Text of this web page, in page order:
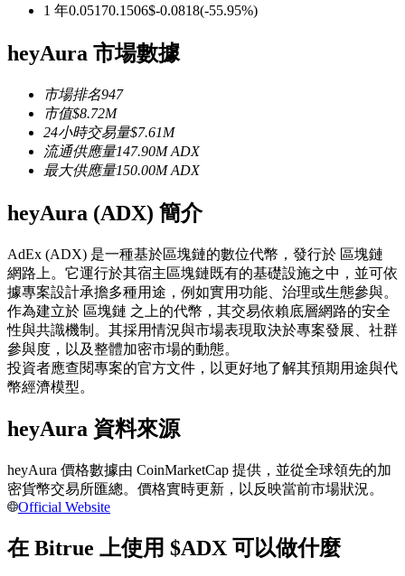
USDC永續
跟單
與頂尖交易專家同行
成為跟單交易員
坐享盈利分成和跟單分傭
1 年0.05170.1506$-0.0818(-55.95%)
heyAura 市場數據
市場排名947
市值$8.72M
24小時交易量$7.61M
流通供應量147.90M ADX
最大供應量150.00M ADX
heyAura (ADX) 簡介
AdEx (ADX) 是一種基於區塊鏈的數位代幣，發行於 區塊鏈
網路上。它運行於其宿主區塊鏈既有的基礎設施之中，並可依
據專案設計承擔多種用途，例如實用功能、治理或生態參與。
作為建立於 區塊鏈 之上的代幣，其交易依賴底層網路的安全
性與共識機制。其採用情況與市場表現取決於專案發展、社群
參與度，以及整體加密市場的動態。
投資者應查閱專案的官方文件，以更好地了解其預期用途與代
幣經濟模型。
heyAura 資料來源
heyAura 價格數據由 CoinMarketCap 提供，並從全球領先的加
密貨幣交易所匯總。價格實時更新，以反映當前市場狀況。
Official Website
在 Bitrue 上使用 $ADX 可以做什麼